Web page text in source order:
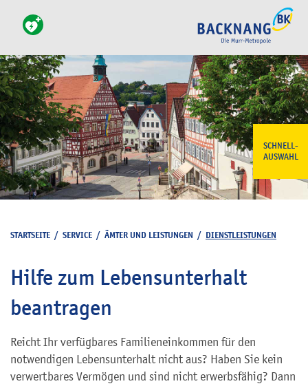
SCHNELL-
AUSWAHL
STARTSEITE / SERVICE / ÄMTER UND LEISTUNGEN / DIENSTLEISTUNGEN
Hilfe zum Lebensunterhalt
beantragen
Reicht Ihr verfügbares Familieneinkommen für den
notwendigen Lebensunterhalt nicht aus? Haben Sie kein
verwertbares Vermögen und sind nicht erwerbsfähig? Dann